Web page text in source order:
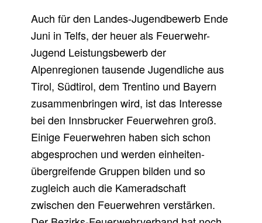
H
R
G
E
S
T
A
R
T
E
Auch für den Landes-Jugendbewerb Ende
Juni in Telfs, der heuer als Feuerwehr-
Jugend Leistungsbewerb der
Alpenregionen tausende Jugendliche aus
Tirol, Südtirol, dem Trentino und Bayern
zusammenbringen wird, ist das Interesse
bei den Innsbrucker Feuerwehren groß.
Einige Feuerwehren haben sich schon
abgesprochen und werden einheiten-
übergreifende Gruppen bilden und so
zugleich auch die Kameradschaft
zwischen den Feuerwehren verstärken.